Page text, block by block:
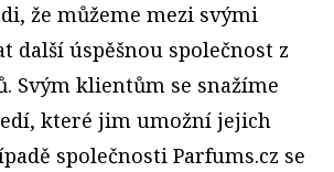
že můžeme mezi svými
další úspěšnou společnost z
Svým klientům se snažíme
které jim umožní jejich
společnosti Parfums.cz se